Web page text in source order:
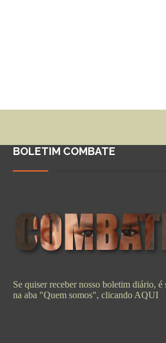
BOLETIM COMBATE
Se quiser receber nosso boletim diário, é
na aba "Quem somos", clicando AQUI